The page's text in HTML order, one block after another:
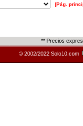
[Pág.
** Precios
© 2002/2022 Solo10.com